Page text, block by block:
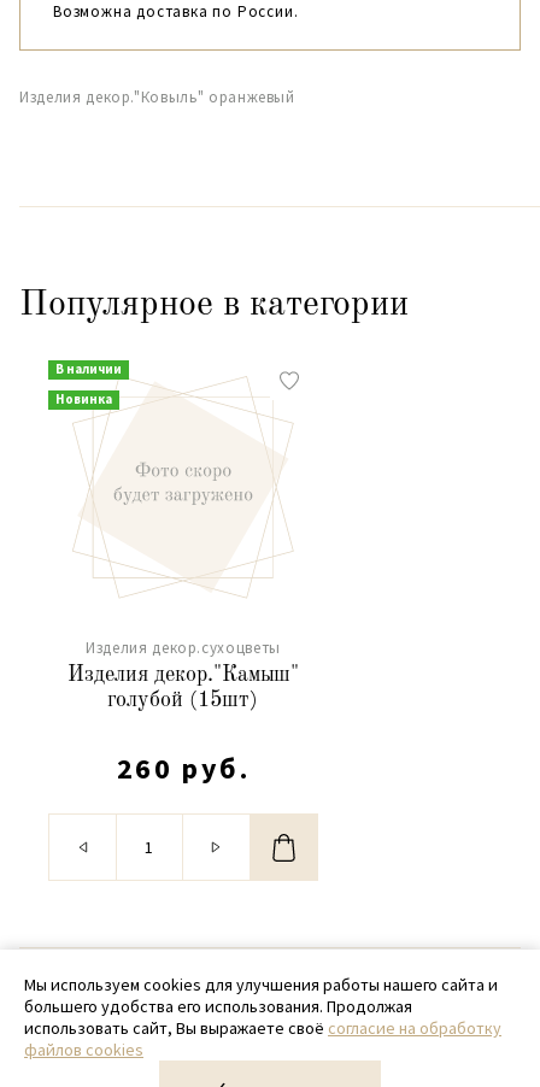
Возможна доставка по России.
Изделия декор."Ковыль" оранжевый
Популярное в категории
В наличии
Новинка
Изделия декор.сухоцветы
Изделия декор."Камыш"
голубой (15шт)
260 руб.
© 2020 - 2026 SamPack
+ 7 (918) 699-97-87
zakaz@sampack.store
Мы используем cookies для улучшения работы нашего сайта и
большего удобства его использования. Продолжая
использовать сайт, Вы выражаете своё согласие на обработку
файлов cookies